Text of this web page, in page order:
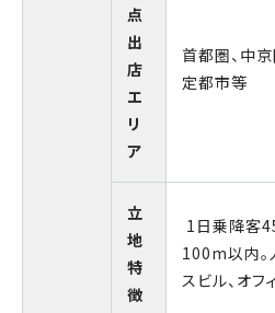
点
出
店
エ
リ
ア
首都圏、中
定都市等
立
地
特
徴
1日乗降客
100m以内。
スビル、オフ